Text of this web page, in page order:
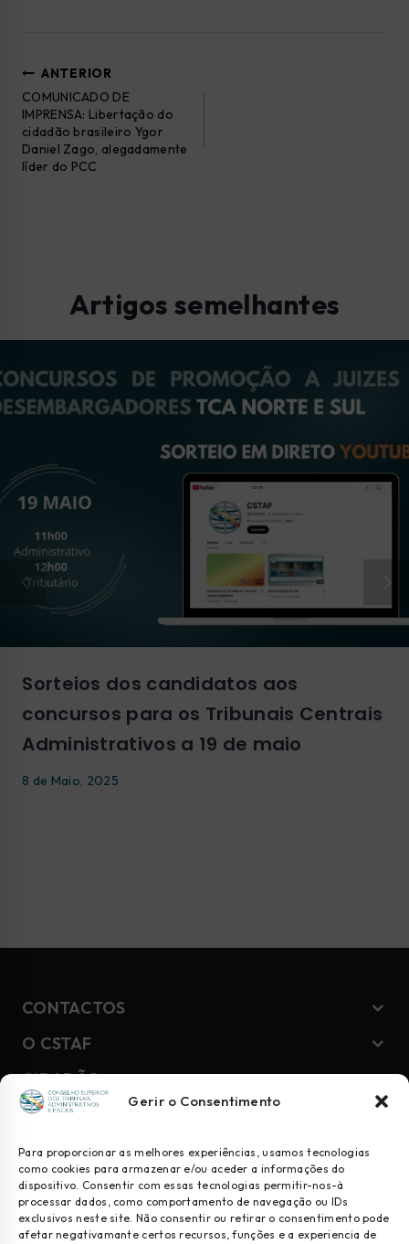
Gerir o Consentimento
Para proporcionar as melhores experiências, usamos tecnologias
como cookies para armazenar e/ou aceder a informações do
dispositivo. Consentir com essas tecnologias permitir-nos-à
processar dados, como comportamento de navegação ou IDs
exclusivos neste site. Não consentir ou retirar o consentimento pode
afetar negativamante certos recursos, funções e a experiencia de
ANTERIOR
COMUNICADO DE
IMPRENSA: Libertação do
cidadão brasileiro Ygor
Daniel Zago, alegadamente
líder do PCC
Artigos semelhantes
Sorteios dos candidatos aos
concursos para os Tribunais Centrais
Administrativos a 19 de maio
8 de Maio, 2025
CONTACTOS
O CSTAF
CIDADÃO
NEWSLETTER
Geral
Juízes